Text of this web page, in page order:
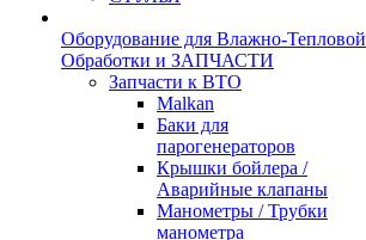
Оборудование для Влажно-Тепловой
Обработки и ЗАПЧАСТИ
Запчасти к ВТО
Malkan
Баки для
парогенераторов
Крышки бойлера /
Аварийные клапаны
Манометры / Трубки
манометра